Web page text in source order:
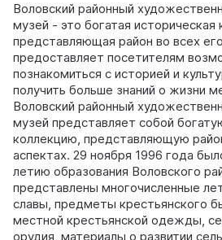
Воловский районный
музей - это богатая историческая
представляющая район во всех
предоставляет посетителям
познакомиться с историей и
получить больше знаний о жизни
Воловский районный
музей представляет собой
коллекцию, представляющую
аспектах. 29 ноября 1996 года
летию образования Воловского
представлены многочисленные
славы, предметы крестьянского
местной крестьянской одежды,
орудия, материалы о развитии